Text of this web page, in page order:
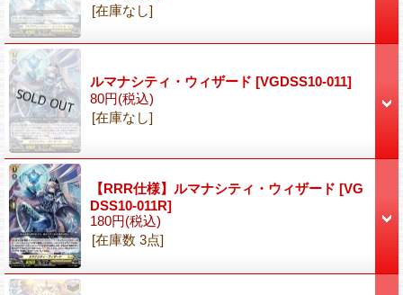
[在庫なし]
ルマナシティ・ウィザード [VGDSS10-011]
80円(税込)
[在庫なし]
【RRR仕様】ルマナシティ・ウィザード [VG
DSS10-011R]
180円(税込)
[在庫数 3点]